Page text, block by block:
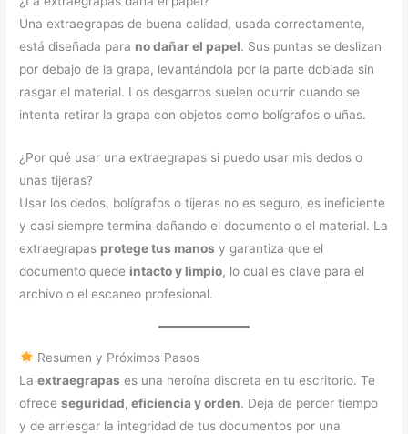
Una extraegrapas de buena calidad, usada correctamente,
está diseñada para no dañar el papel. Sus puntas se deslizan
por debajo de la grapa, levantándola por la parte doblada sin
rasgar el material. Los desgarros suelen ocurrir cuando se
intenta retirar la grapa con objetos como bolígrafos o uñas.
¿Por qué usar una extraegrapas si puedo usar mis dedos o
unas tijeras?
Usar los dedos, bolígrafos o tijeras no es seguro, es ineficiente
y casi siempre termina dañando el documento o el material. La
extraegrapas protege tus manos y garantiza que el
documento quede intacto y limpio, lo cual es clave para el
archivo o el escaneo profesional.
Resumen y Próximos Pasos
Laextraegrapas es una heroína discreta en tu escritorio. Te
ofreceseguridad, eficiencia y orden. Deja de perder tiempo
y de arriesgar la integridad de tus documentos por una